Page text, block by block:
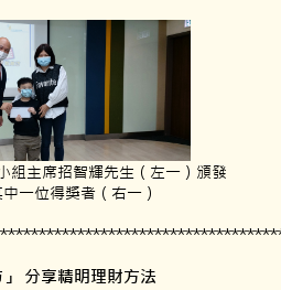
組主席招智輝先生（左一）頒發
一位得獎者（右一）
分享精明理財方法